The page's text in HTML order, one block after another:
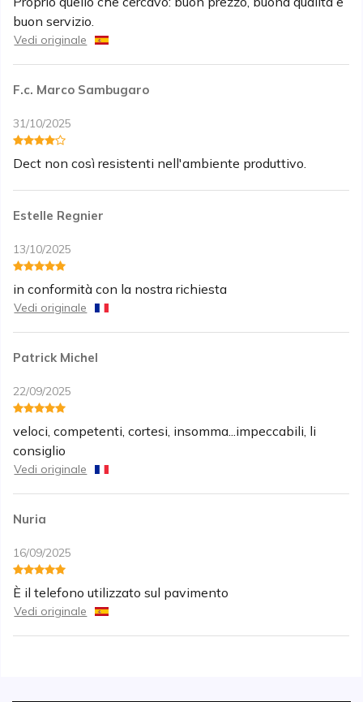
buon servizio.
Vedi originale
F.c. Marco Sambugaro
31/10/2025
Dect non così resistenti nell'ambiente produttivo.
Estelle Regnier
13/10/2025
in conformità con la nostra richiesta
Vedi originale
Patrick Michel
22/09/2025
veloci, competenti, cortesi, insomma...impeccabili, li
consiglio
Vedi originale
Nuria
16/09/2025
È il telefono utilizzato sul pavimento
Vedi originale